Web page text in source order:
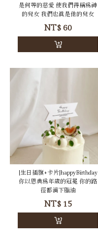
是何等的慈愛 使我們得稱為神
的兒女 我們也真是他的兒女
NT$ 60
[生日插旗+卡片]happyBirthday
你以恩典為年歲的冠冕 你的路
徑都滴下脂油
NT$ 15